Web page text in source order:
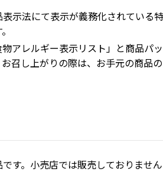
示法にて表示が義務化されている
アレルギー表示リスト」と商品パ
召し上がりの際は、お手元の商品
す。小売店では販売しておりませ